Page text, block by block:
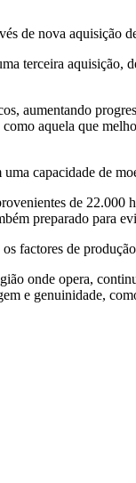
de nova aquisição
terceira aquisição,
aquela que
capacidade de
de
preparado para
factores de
onde opera,
e genuinidade,